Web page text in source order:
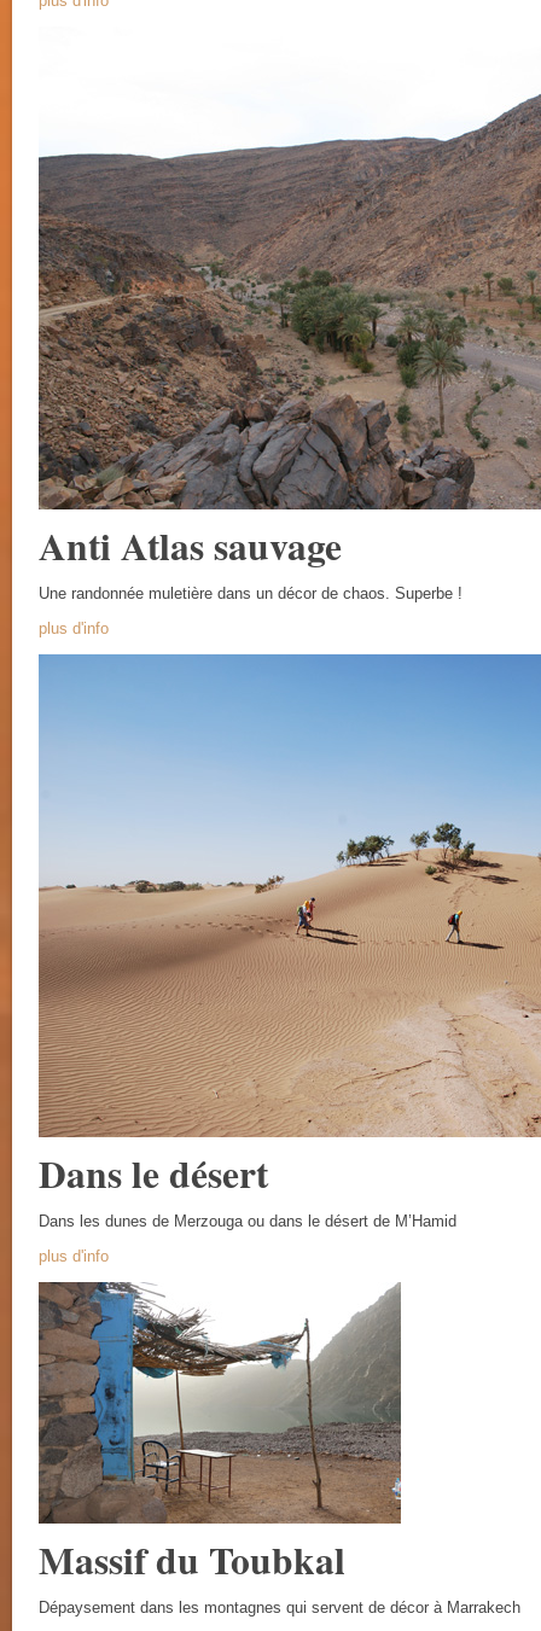
Anti Atlas sauvage
Une randonnée muletière dans un décor de chaos. Superbe !
plus d'info
Dans le désert
Dans les dunes de Merzouga ou dans le désert de M’Hamid
plus d'info
Massif du Toubkal
Dépaysement dans les montagnes qui servent de décor à Marrakech